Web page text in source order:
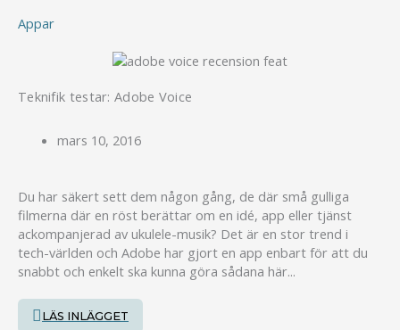
Appar
Teknifik testar: Adobe Voice
mars 10, 2016
Du har säkert sett dem någon gång, de där små gulliga
filmerna där en röst berättar om en idé, app eller tjänst
ackompanjerad av ukulele-musik? Det är en stor trend i
tech-världen och Adobe har gjort en app enbart för att du
snabbt och enkelt ska kunna göra sådana här...
LÄS INLÄGGET